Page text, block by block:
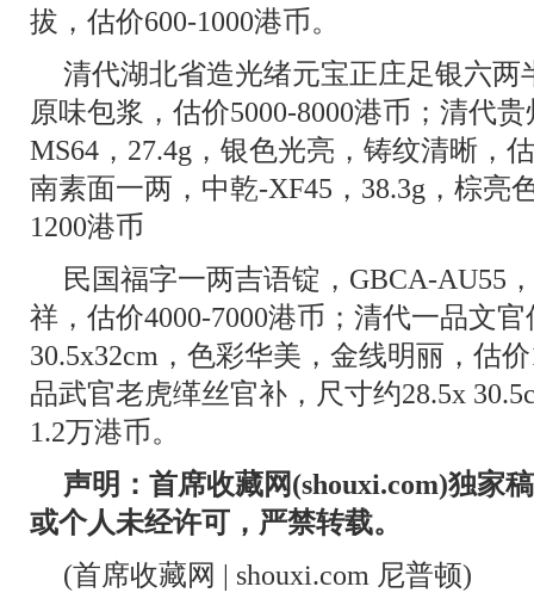
拔，估价600-1000港币。
清代湖北省造光绪元宝正庄足银六两
原味包浆，估价5000-8000港币；清代
MS64，27.4g，银色光亮，铸纹清晰，
南素面一两，中乾-XF45，38.3g，棕亮
1200港币
民国福字一两吉语锭，GBCA-AU55
祥，估价4000-7000港币；清代一品文
30.5x32cm，色彩华美，金线明丽，估
品武官老虎缂丝官补，尺寸约28.5x
1.2万港币。
声明：首席收藏网(shouxi.com)独家
或个人未经许可，严禁转载。
(首席收藏网 | shouxi.com 尼普顿)